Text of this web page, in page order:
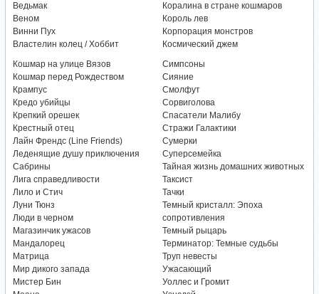
Ведьмак
Веном
Винни Пух
Властелин колец / Хоббит
Коралина в стране кошмаров
Король лев
Корпорация монстров
Космический джем
Кошмар на улице Вязов
Кошмар перед Рождеством
Крампус
Кредо убийцы
Крепкий орешек
Крестный отец
Лайн Френдс (Line Friends)
Леденящие душу приключения
Сабрины
Лига справедливости
Лило и Стич
Луни Тюнз
Люди в черном
Магазинчик ужасов
Мандалорец
Матрица
Мир дикого запада
Мистер Бин
Симпсоны
Сияние
Смолфут
Сорвиголова
Спасатели Малибу
Стражи Галактики
Сумерки
Суперсемейка
Тайная жизнь домашних животных
Таксист
Тачки
Темный кристалл: Эпоха
сопротивления
Темный рыцарь
Терминатор: Темные судьбы
Труп невесты
Ужасающий
Уоллес и Громит